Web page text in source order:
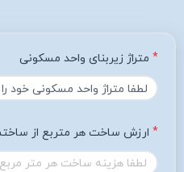
متراژ زیربنای واحد مسکونی
ارزش ساخت هر متربع از